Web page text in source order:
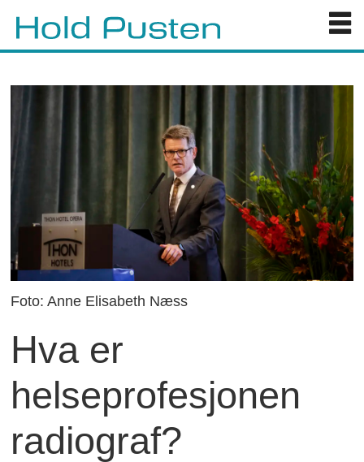
Foto: Anne Elisabeth Næss
Hva er
helseprofesjonen
radiograf?